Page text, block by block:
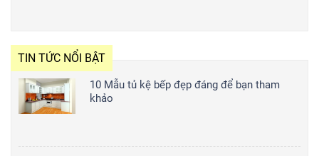
TIN TỨC NỔI BẬT
10 Mẫu tủ kệ bếp đẹp đáng để bạn tham
khảo